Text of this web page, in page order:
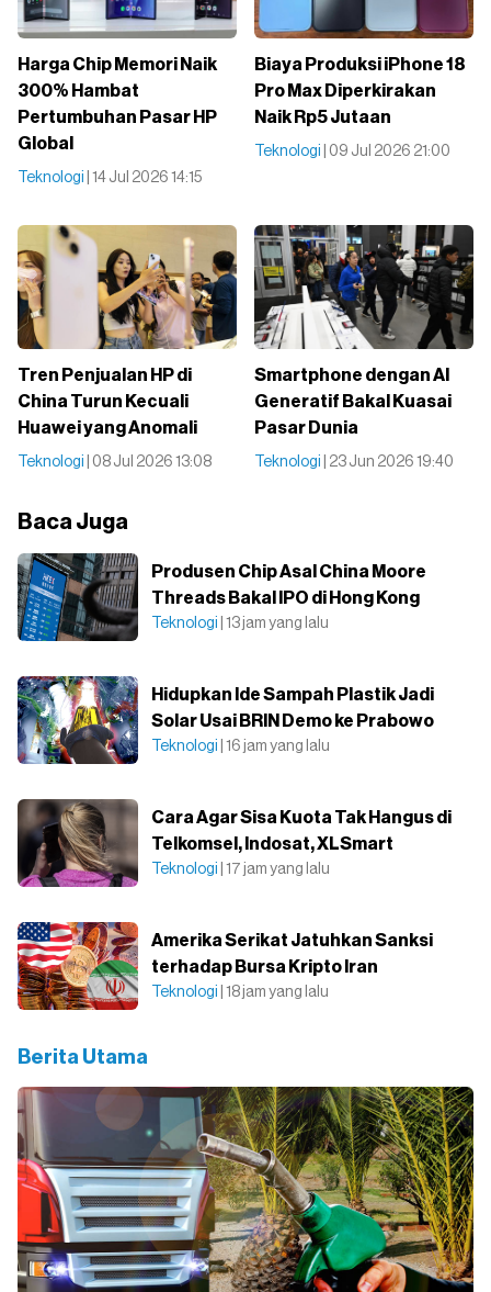
Harga Chip Memori Naik
300% Hambat
Pertumbuhan Pasar HP
Global
Teknologi | 14 Jul 2026 14:15
Biaya Produksi iPhone 18
Pro Max Diperkirakan
Naik Rp5 Jutaan
Teknologi | 09 Jul 2026 21:00
Tren Penjualan HP di
China Turun Kecuali
Huawei yang Anomali
Teknologi | 08 Jul 2026 13:08
Smartphone dengan AI
Generatif Bakal Kuasai
Pasar Dunia
Teknologi | 23 Jun 2026 19:40
Baca Juga
Produsen Chip Asal China Moore
Threads Bakal IPO di Hong Kong
Teknologi | 13 jam yang lalu
Hidupkan Ide Sampah Plastik Jadi
Solar Usai BRIN Demo ke Prabowo
Teknologi | 16 jam yang lalu
Cara Agar Sisa Kuota Tak Hangus di
Telkomsel, Indosat, XLSmart
Teknologi | 17 jam yang lalu
Amerika Serikat Jatuhkan Sanksi
terhadap Bursa Kripto Iran
Teknologi | 18 jam yang lalu
Berita Utama